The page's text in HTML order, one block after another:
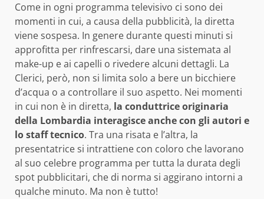
Come in ogni programma televisivo ci sono dei
momenti in cui, a causa della pubblicità, la diretta
viene sospesa. In genere durante questi minuti si
approfitta per rinfrescarsi, dare una sistemata al
make-up e ai capelli o rivedere alcuni dettagli. La
Clerici, però, non si limita solo a bere un bicchiere
d’acqua o a controllare il suo aspetto. Nei momenti
in cui non è in diretta, la conduttrice originaria
della Lombardia interagisce anche con gli autori e
lo staff tecnico. Tra una risata e l’altra, la
presentatrice si intrattiene con coloro che lavorano
al suo celebre programma per tutta la durata degli
spot pubblicitari, che di norma si aggirano intorni a
qualche minuto. Ma non è tutto!